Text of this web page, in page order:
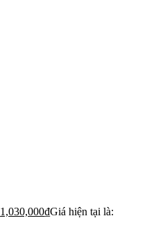
1,030,000₫Giá hiện tại là: